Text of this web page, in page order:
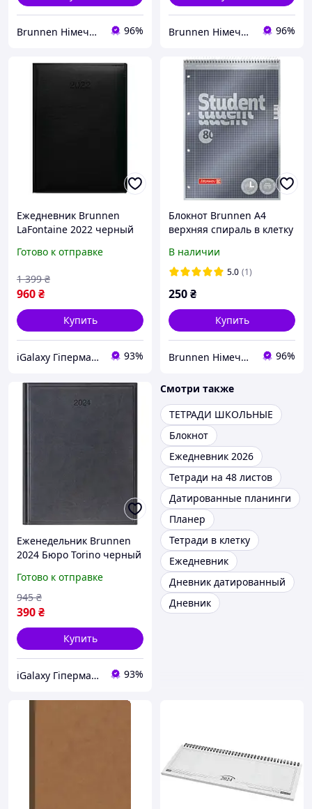
Brunnen Німеччина, шкільні та канцелярські товари 96% Brunnen Німеччина, шкільні та канцелярські товари 96%
Ежедневник Brunnen
LaFontaine 2022 черный
Готово к отправке
960₴
1 399 ₴
Купить
iGalaxy Гіпермаркет подарунків 93%
Блокнот Brunnen А4
верхняя спираль в клетку
г/м2 обложка черный
металлик 1067112
В наличии
5.0 (1)
250₴
Купить
Brunnen Німеччина, шкільні та канцелярські товари 96%
Еженедельник Brunnen
2024 Бюро Torino черный
Готово к отправке
390₴
945 ₴
Купить
iGalaxy Гіпермаркет подарунків 93%
Смотри также
ТЕТРАДИ ШКОЛЬНЫЕ
Блокнот
Ежедневник 2026
Тетради на 48 листов
Датированные планинги
Планер
Тетради в клетку
Ежедневник
Дневник датированный
Дневник